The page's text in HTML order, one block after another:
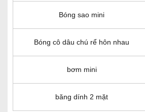
Bóng sao mini
Bóng cô dâu chú rể hôn nhau
bơm mini
băng dính 2 mặt